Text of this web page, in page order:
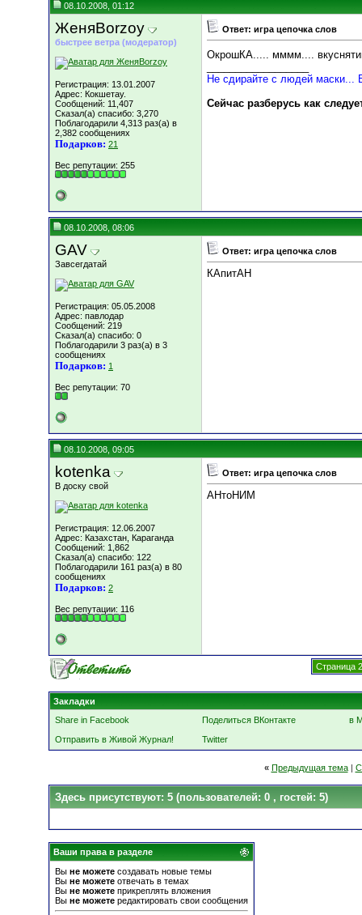
08.10.2008, 01:12
ЖеняBorzoy
быстрее ветра (модератор)
Регистрация: 13.01.2007
Адрес: Кокшетау.
Сообщений: 11,407
Сказал(а) спасибо: 3,270
Поблагодарили 4,313 раз(а) в
2,382 сообщениях
Подарков: 21
Вес репутации: 255
Ответ: игра цепочка слов
ОкрошКА..... мммм....
Не сдирайте с людей маски...
Сейчас разберусь как
08.10.2008, 08:06
GAV
Завсегдатай
Регистрация: 05.05.2008
Адрес: павлодар
Сообщений: 219
Сказал(а) спасибо: 0
Поблагодарили 3 раз(а) в 3
сообщениях
Подарков: 1
Вес репутации: 70
Ответ: игра цепочка слов
КАпитАН
08.10.2008, 09:05
kotenka
В доску свой
Регистрация: 12.06.2007
Адрес: Казахстан, Караганда
Сообщений: 1,862
Сказал(а) спасибо: 122
Поблагодарили 161 раз(а) в 80
сообщениях
Подарков: 2
Вес репутации: 116
Ответ: игра цепочка слов
АНтоНИМ
Страница
Закладки
Share in Facebook
Поделиться ВКонтакте
в
Отправить в Живой Журнал!
Twitter
« Предыдущая тема|
Здесь присутствуют: 5 (пользователей: 0 , гостей: 5)
Ваши права в разделе
Вы не можете создавать новые темы
Вы не можете отвечать в темах
Вы не можете прикреплять вложения
Вы не можете редактировать свои сообщения